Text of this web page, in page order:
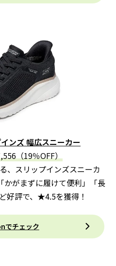
ンズ 幅広スニーカー
（19％OFF）
、スリップインズスニーカ
かがまずに履けて便利」「長
好評で、★4.5を獲得！
でチェック